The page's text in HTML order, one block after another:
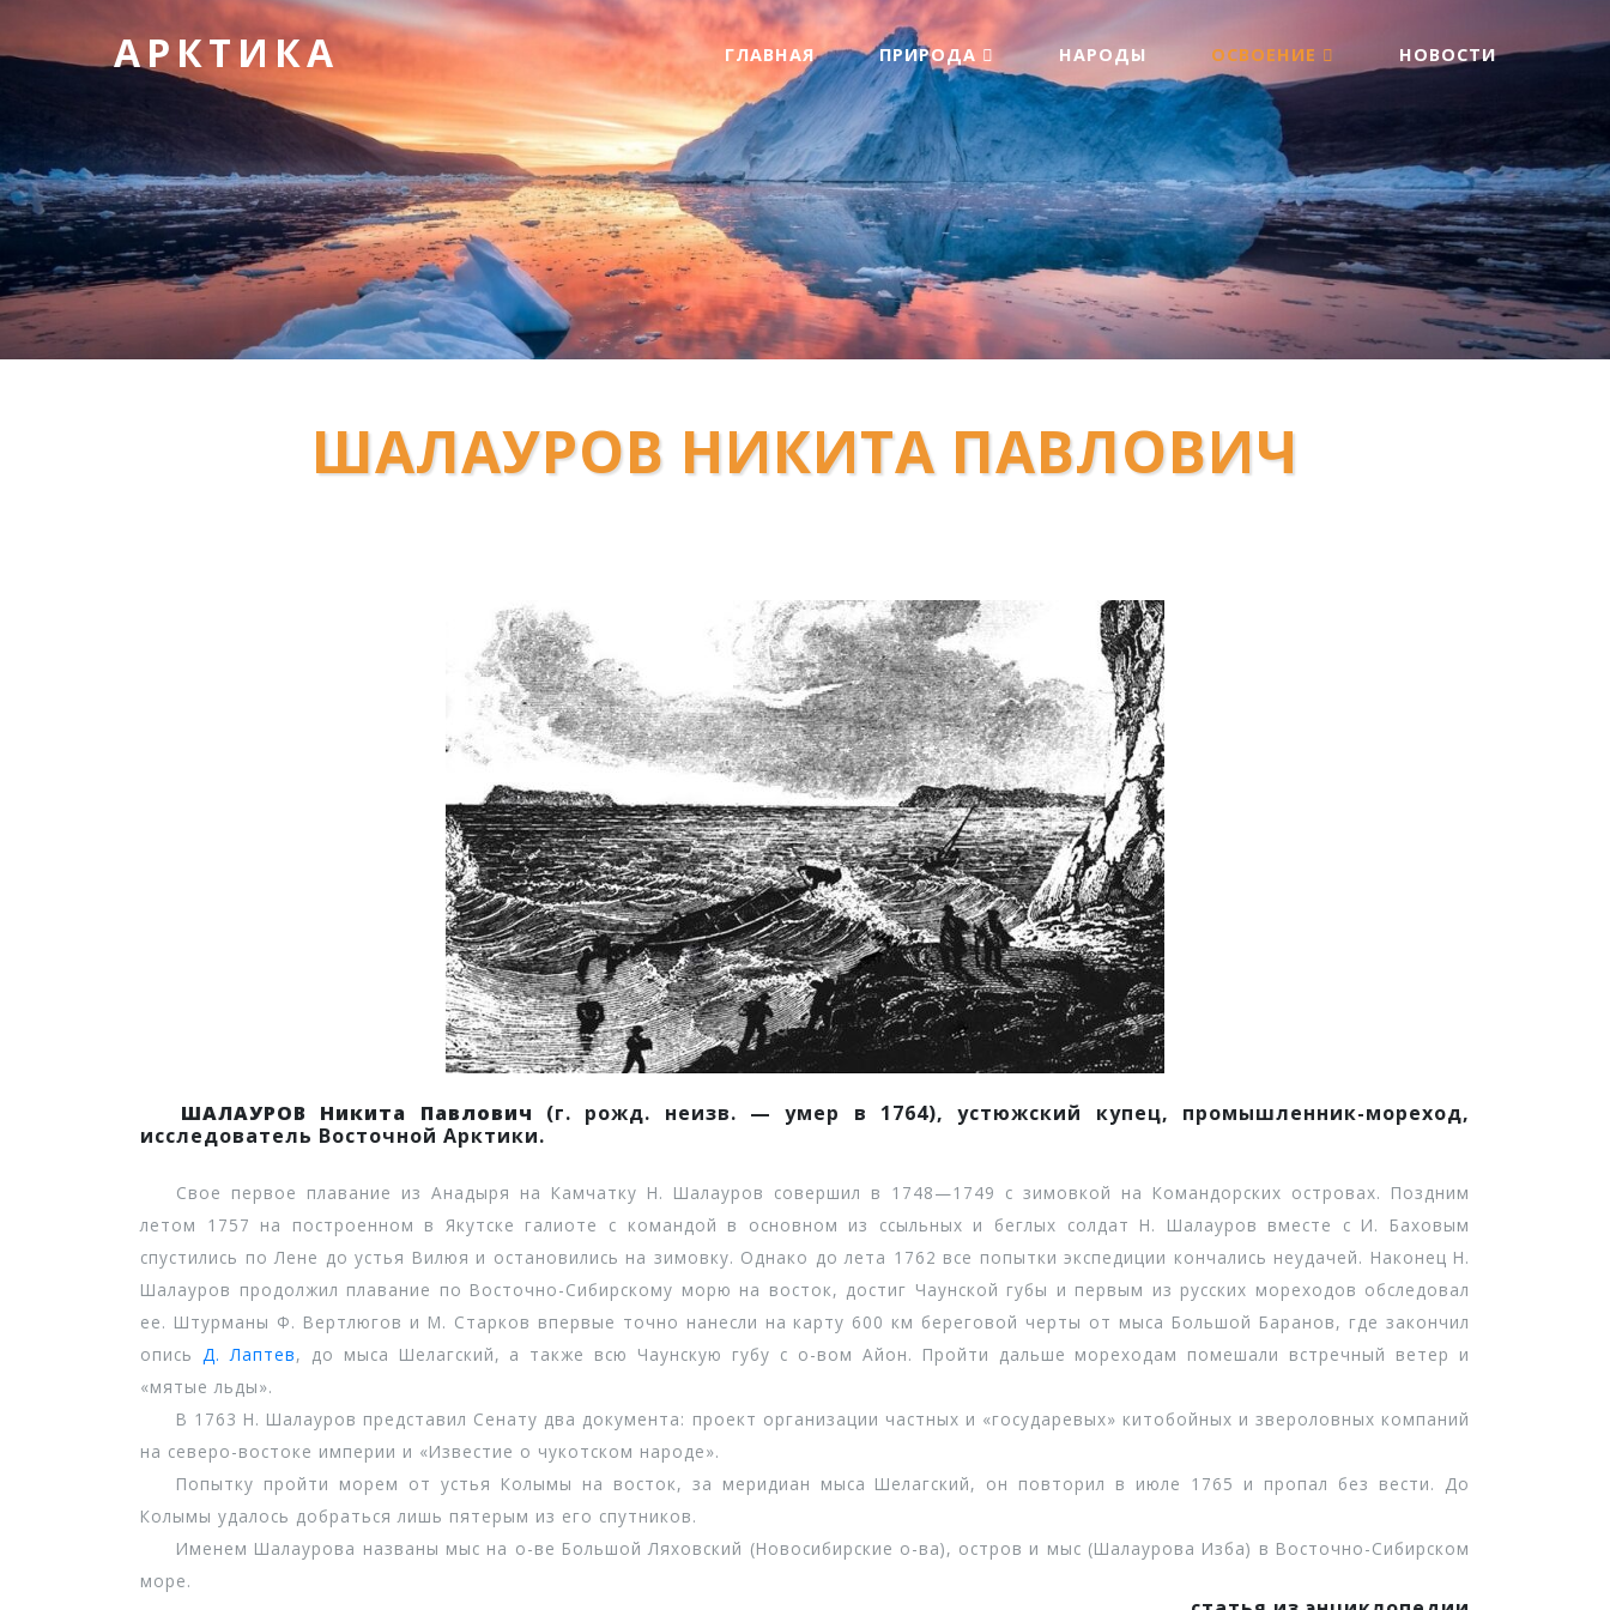
АРКТИКА ГЛАВНАЯ ПРИРОДА НАРОДЫ ОСВОЕНИЕ НОВОСТИ
ШАЛАУРОВ НИКИТА ПАВЛОВИЧ
ШАЛАУРОВ Никита Павлович (г. рожд. неизв. — умер в 1764), устюжский купец, промышленник-мореход,
исследователь Восточной Арктики.
Свое первое плавание из Анадыря на Камчатку Н. Шалауров совершил в 1748—1749 с зимовкой на Командорских островах. Поздним
летом 1757 на построенном в Якутске галиоте с командой в основном из ссыльных и беглых солдат Н. Шалауров вместе с И. Баховым
спустились по Лене до устья Вилюя и остановились на зимовку. Однако до лета 1762 все попытки экспедиции кончались неудачей. Наконец Н.
Шалауров продолжил плавание по Восточно-Сибирскому морю на восток, достиг Чаунской губы и первым из русских мореходов обследовал
ее. Штурманы Ф. Вертлюгов и М. Старков впервые точно нанесли на карту 600 км береговой черты от мыса Большой Баранов, где закончил
опись Д. Лаптев, до мыса Шелагский, а также всю Чаунскую губу с о-вом Айон. Пройти дальше мореходам помешали встречный ветер и
«мятые льды».
В 1763 Н. Шалауров представил Сенату два документа: проект организации частных и «государевых» китобойных и звероловных компаний
на северо-востоке империи и «Известие о чукотском народе».
Попытку пройти морем от устья Колымы на восток, за меридиан мыса Шелагский, он повторил в июле 1765 и пропал без вести. До
Колымы удалось добраться лишь пятерым из его спутников.
Именем Шалаурова названы мыс на о-ве Большой Ляховский (Новосибирские о-ва), остров и мыс (Шалаурова Изба) в Восточно-Сибирском
море.